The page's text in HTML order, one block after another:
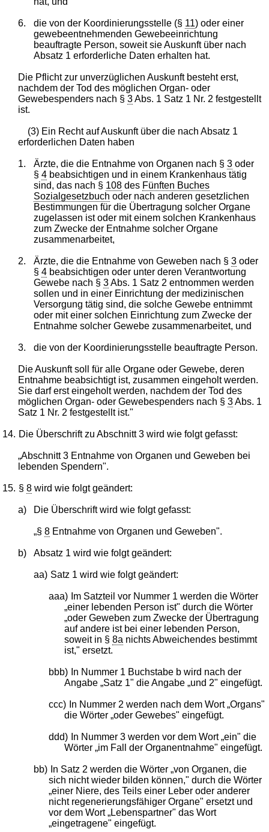
6. die von der Koordinierungsstelle (§ 11) oder einer
gewebeentnehmenden Gewebeeinrichtung
beauftragte Person, soweit sie Auskunft über nach
Absatz 1 erforderliche Daten erhalten hat.
Die Pflicht zur unverzüglichen Auskunft besteht erst,
nachdem der Tod des möglichen Organ- oder
Gewebespenders nach §3Abs. 1 Satz 1 Nr. 2 festgestellt
ist.
(3) Ein Recht auf Auskunft über die nach Absatz 1
erforderlichen Daten haben
1. Ärzte, die die Entnahme von Organen nach § 3oder
§ 4beabsichtigen und in einem Krankenhaus tätig
sind, das nach § 108des Fünften Buches
Sozialgesetzbuch oder nach anderen gesetzlichen
Bestimmungen für die Übertragung solcher Organe
zugelassen ist oder mit einem solchen Krankenhaus
zum Zwecke der Entnahme solcher Organe
zusammenarbeitet,
2. Ärzte, die die Entnahme von Geweben nach § 3oder
§ 4beabsichtigen oder unter deren Verantwortung
Gewebe nach § 3Abs. 1 Satz 2 entnommen werden
sollen und in einer Einrichtung der medizinischen
Versorgung tätig sind, die solche Gewebe entnimmt
oder mit einer solchen Einrichtung zum Zwecke der
Entnahme solcher Gewebe zusammenarbeitet, und
3. die von der Koordinierungsstelle beauftragte Person.
Die Auskunft soll für alle Organe oder Gewebe, deren
Entnahme beabsichtigt ist, zusammen eingeholt werden.
Sie darf erst eingeholt werden, nachdem der Tod des
möglichen Organ- oder Gewebespenders nach §3Abs. 1
Satz 1 Nr. 2 festgestellt ist."
14. Die Überschrift zu Abschnitt 3 wird wie folgt gefasst:
„Abschnitt 3 Entnahme von Organen und Geweben bei
lebenden Spendern".
15. §8 wird wie folgt geändert:
a) Die Überschrift wird wie folgt gefasst:
„§ 8Entnahme von Organen und Geweben".
b) Absatz 1 wird wie folgt geändert:
aa) Satz 1 wird wie folgt geändert:
aaa) Im Satzteil vor Nummer 1 werden die Wörter
„einer lebenden Person ist" durch die Wörter
„oder Geweben zum Zwecke der Übertragung
auf andere ist bei einer lebenden Person,
soweit in § 8a nichts Abweichendes bestimmt
ist," ersetzt.
bbb) In Nummer 1 Buchstabe b wird nach der
Angabe „Satz 1" die Angabe „und 2" eingefügt.
ccc) In Nummer 2 werden nach dem Wort „Organs"
die Wörter „oder Gewebes" eingefügt.
ddd) In Nummer 3 werden vor dem Wort „ein" die
Wörter „im Fall der Organentnahme" eingefügt.
bb)
In Satz 2 werden die Wörter „von Organen, die
sich nicht wieder bilden können," durch die Wörter
„einer Niere, des Teils einer Leber oder anderer
nicht regenerierungsfähiger Organe" ersetzt und
vor dem Wort „Lebenspartner" das Wort
„eingetragene" eingefügt.